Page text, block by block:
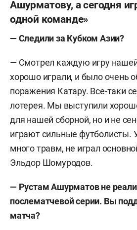
Ашурматову, а сегодня
одной команде»
— Следили за Кубком Азии?
— Смотрел каждую игру
хорошо играли, и было очень
поражения Катару. Все-таки
лотерея. Мы выступили
для нашей сборной, но и не
играют сильные футболисты.
много травм, не играл
Эльдор Шомуродов.
— Рустам Ашурматов не
послематчевой серии. Вы
матча?